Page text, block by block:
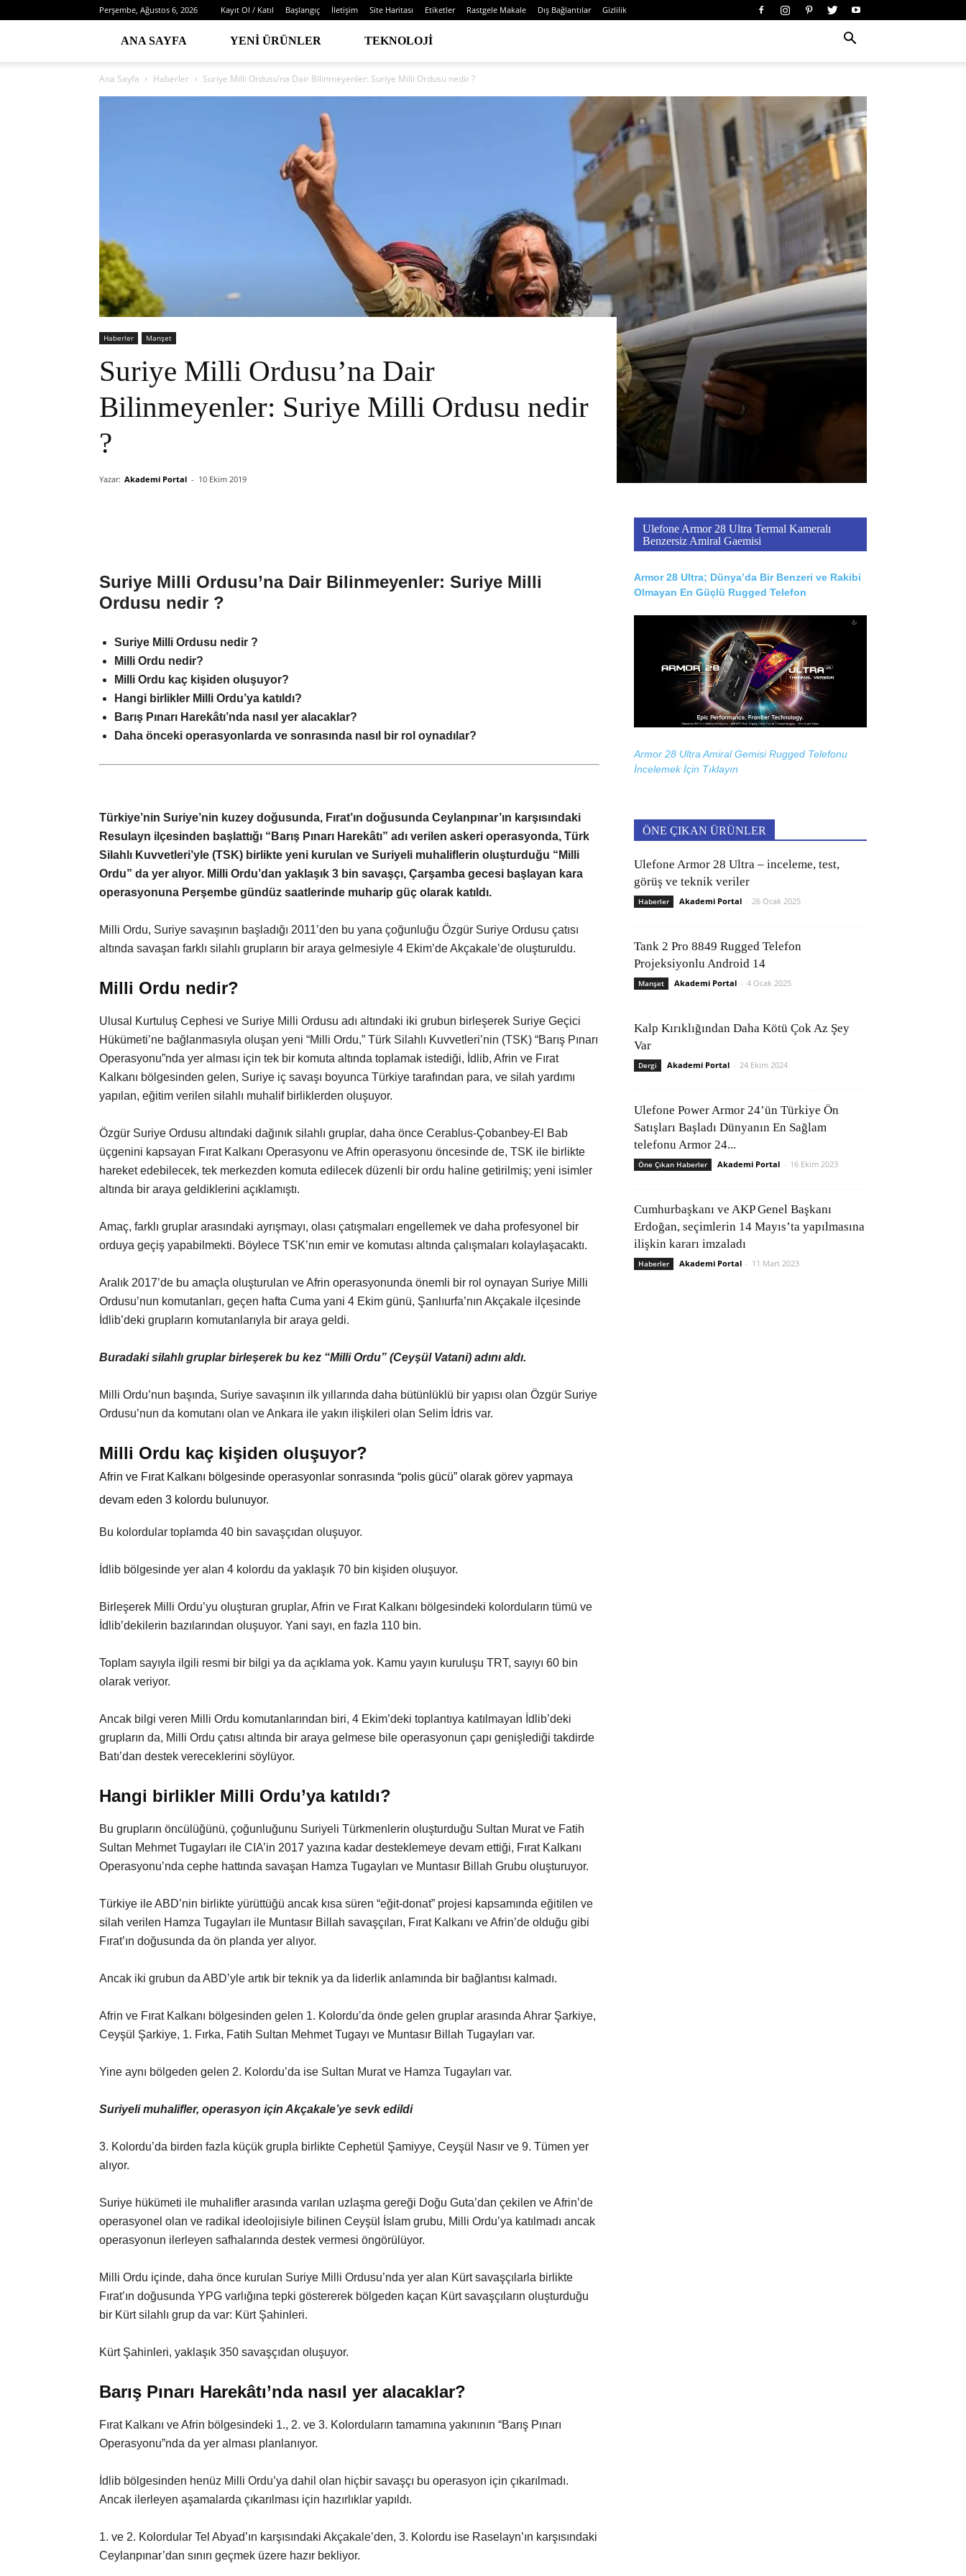
Perşembe, Ağustos 6, 2026 Kayıt Ol / Katıl Başlangıç İletişim Site Haritası Etiketler Rastgele Makale Dış Bağlantılar Gizlilik
ANA SAYFA YENI ÜRÜNLER TEKNOLOJI
Ana Sayfa Haberler Suriye Milli Ordusu’na Dair Bilinmeyenler: Suriye Milli Ordusu nedir ?
Haberler Manşet
Suriye Milli Ordusu’na Dair
Bilinmeyenler: Suriye Milli Ordusu nedir
?
Yazar: Akademi Portal - 10 Ekim 2019
Suriye Milli Ordusu’na Dair Bilinmeyenler: Suriye Milli
Ordusu nedir ?
Suriye Milli Ordusu nedir ?
Milli Ordu nedir?
Milli Ordu kaç kişiden oluşuyor?
Hangi birlikler Milli Ordu’ya katıldı?
Barış Pınarı Harekâtı’nda nasıl yer alacaklar?
Daha önceki operasyonlarda ve sonrasında nasıl bir rol oynadılar?
Türkiye’nin Suriye’nin kuzey doğusunda, Fırat’ın doğusunda Ceylanpınar’ın karşısındaki
Resulayn ilçesinden başlattığı “Barış Pınarı Harekâtı” adı verilen askeri operasyonda, Türk
Silahlı Kuvvetleri’yle (TSK) birlikte yeni kurulan ve Suriyeli muhaliflerin oluşturduğu “Milli
Ordu” da yer alıyor. Milli Ordu’dan yaklaşık 3 bin savaşçı, Çarşamba gecesi başlayan kara
operasyonuna Perşembe gündüz saatlerinde muharip güç olarak katıldı.
Milli Ordu, Suriye savaşının başladığı 2011’den bu yana çoğunluğu Özgür Suriye Ordusu çatısı
altında savaşan farklı silahlı grupların bir araya gelmesiyle 4 Ekim’de Akçakale’de oluşturuldu.
Milli Ordu nedir?
Ulusal Kurtuluş Cephesi ve Suriye Milli Ordusu adı altındaki iki grubun birleşerek Suriye Geçici
Hükümeti’ne bağlanmasıyla oluşan yeni “Milli Ordu,” Türk Silahlı Kuvvetleri’nin (TSK) “Barış Pınarı
Operasyonu”nda yer alması için tek bir komuta altında toplamak istediği, İdlib, Afrin ve Fırat
Kalkanı bölgesinden gelen, Suriye iç savaşı boyunca Türkiye tarafından para, ve silah yardımı
yapılan, eğitim verilen silahlı muhalif birliklerden oluşuyor.
Özgür Suriye Ordusu altındaki dağınık silahlı gruplar, daha önce Cerablus-Çobanbey-El Bab
üçgenini kapsayan Fırat Kalkanı Operasyonu ve Afrin operasyonu öncesinde de, TSK ile birlikte
hareket edebilecek, tek merkezden komuta edilecek düzenli bir ordu haline getirilmiş; yeni isimler
altında bir araya geldiklerini açıklamıştı.
Amaç, farklı gruplar arasındaki ayrışmayı, olası çatışmaları engellemek ve daha profesyonel bir
orduya geçiş yapabilmekti. Böylece TSK’nın emir ve komutası altında çalışmaları kolaylaşacaktı.
Aralık 2017’de bu amaçla oluşturulan ve Afrin operasyonunda önemli bir rol oynayan Suriye Milli
Ordusu’nun komutanları, geçen hafta Cuma yani 4 Ekim günü, Şanlıurfa’nın Akçakale ilçesinde
İdlib’deki grupların komutanlarıyla bir araya geldi.
Buradaki silahlı gruplar birleşerek bu kez “Milli Ordu” (Ceyşül Vatani) adını aldı.
Milli Ordu’nun başında, Suriye savaşının ilk yıllarında daha bütünlüklü bir yapısı olan Özgür Suriye
Ordusu’nun da komutanı olan ve Ankara ile yakın ilişkileri olan Selim İdris var.
Milli Ordu kaç kişiden oluşuyor?
Afrin ve Fırat Kalkanı bölgesinde operasyonlar sonrasında “polis gücü” olarak görev yapmaya
devam eden 3 kolordu bulunuyor.
Bu kolordular toplamda 40 bin savaşçıdan oluşuyor.
İdlib bölgesinde yer alan 4 kolordu da yaklaşık 70 bin kişiden oluşuyor.
Birleşerek Milli Ordu’yu oluşturan gruplar, Afrin ve Fırat Kalkanı bölgesindeki kolorduların tümü ve
İdlib’dekilerin bazılarından oluşuyor. Yani sayı, en fazla 110 bin.
Toplam sayıyla ilgili resmi bir bilgi ya da açıklama yok. Kamu yayın kuruluşu TRT, sayıyı 60 bin
olarak veriyor.
Ancak bilgi veren Milli Ordu komutanlarından biri, 4 Ekim’deki toplantıya katılmayan İdlib’deki
grupların da, Milli Ordu çatısı altında bir araya gelmese bile operasyonun çapı genişlediği takdirde
Batı’dan destek vereceklerini söylüyor.
Hangi birlikler Milli Ordu’ya katıldı?
Bu grupların öncülüğünü, çoğunluğunu Suriyeli Türkmenlerin oluşturduğu Sultan Murat ve Fatih
Sultan Mehmet Tugayları ile CIA’in 2017 yazına kadar desteklemeye devam ettiği, Fırat Kalkanı
Operasyonu’nda cephe hattında savaşan Hamza Tugayları ve Muntasır Billah Grubu oluşturuyor.
Türkiye ile ABD’nin birlikte yürüttüğü ancak kısa süren “eğit-donat” projesi kapsamında eğitilen ve
silah verilen Hamza Tugayları ile Muntasır Billah savaşçıları, Fırat Kalkanı ve Afrin’de olduğu gibi
Fırat’ın doğusunda da ön planda yer alıyor.
Ancak iki grubun da ABD’yle artık bir teknik ya da liderlik anlamında bir bağlantısı kalmadı.
Afrin ve Fırat Kalkanı bölgesinden gelen 1. Kolordu’da önde gelen gruplar arasında Ahrar Şarkiye,
Ceyşül Şarkiye, 1. Fırka, Fatih Sultan Mehmet Tugayı ve Muntasır Billah Tugayları var.
Yine aynı bölgeden gelen 2. Kolordu’da ise Sultan Murat ve Hamza Tugayları var.
Suriyeli muhalifler, operasyon için Akçakale’ye sevk edildi
3. Kolordu’da birden fazla küçük grupla birlikte Cephetül Şamiyye, Ceyşül Nasır ve 9. Tümen yer
alıyor.
Suriye hükümeti ile muhalifler arasında varılan uzlaşma gereği Doğu Guta’dan çekilen ve Afrin’de
operasyonel olan ve radikal ideolojisiyle bilinen Ceyşül İslam grubu, Milli Ordu’ya katılmadı ancak
operasyonun ilerleyen safhalarında destek vermesi öngörülüyor.
Milli Ordu içinde, daha önce kurulan Suriye Milli Ordusu’nda yer alan Kürt savaşçılarla birlikte
Fırat’ın doğusunda YPG varlığına tepki göstererek bölgeden kaçan Kürt savaşçıların oluşturduğu
bir Kürt silahlı grup da var: Kürt Şahinleri.
Kürt Şahinleri, yaklaşık 350 savaşçıdan oluşuyor.
Barış Pınarı Harekâtı’nda nasıl yer alacaklar?
Fırat Kalkanı ve Afrin bölgesindeki 1., 2. ve 3. Kolorduların tamamına yakınının “Barış Pınarı
Operasyonu”nda da yer alması planlanıyor.
İdlib bölgesinden henüz Milli Ordu’ya dahil olan hiçbir savaşçı bu operasyon için çıkarılmadı.
Ancak ilerleyen aşamalarda çıkarılması için hazırlıklar yapıldı.
1. ve 2. Kolordular Tel Abyad’ın karşısındaki Akçakale’den, 3. Kolordu ise Raselayn’ın karşısındaki
Ceylanpınar’dan sınırı geçmek üzere hazır bekliyor.
Ulefone Armor 28 Ultra Termal Kameralı
Benzersiz Amiral Gaemisi
Armor 28 Ultra; Dünya’da Bir Benzeri ve Rakibi
Olmayan En Güçlü Rugged Telefon
Armor 28 Ultra Amiral Gemisi Rugged Telefonu
İncelemek İçin Tıklayın
ÖNE ÇIKAN ÜRÜNLER
Ulefone Armor 28 Ultra – inceleme, test,
görüş ve teknik veriler
Haberler Akademi Portal - 26 Ocak 2025
Tank 2 Pro 8849 Rugged Telefon
Projeksiyonlu Android 14
Manşet Akademi Portal - 4 Ocak 2025
Kalp Kırıklığından Daha Kötü Çok Az Şey
Var
Dergi Akademi Portal - 24 Ekim 2024
Ulefone Power Armor 24’ün Türkiye Ön
Satışları Başladı Dünyanın En Sağlam
telefonu Armor 24...
Öne Çıkan Haberler Akademi Portal - 16 Ekim 2023
Cumhurbaşkanı ve AKP Genel Başkanı
Erdoğan, seçimlerin 14 Mayıs’ta yapılmasına
ilişkin kararı imzaladı
Haberler Akademi Portal - 11 Mart 2023